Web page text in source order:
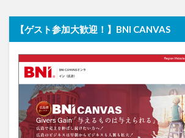
【ゲスト参加大歓迎！】BNI CANVAS